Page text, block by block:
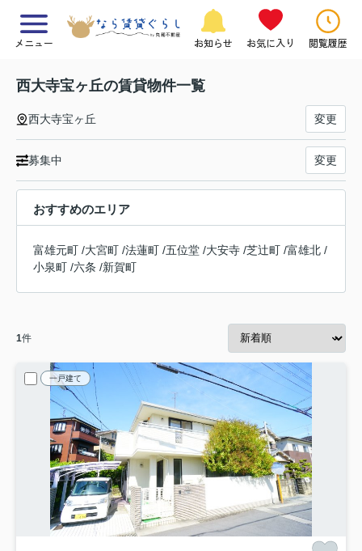
メニュー お知らせ お気に入り 閲覧履歴
西大寺宝ヶ丘の賃貸物件一覧
西大寺宝ヶ丘 変更
募集中 変更
おすすめのエリア
富雄元町 /大宮町 /法蓮町 /五位堂 /大安寺 /芝辻町 /富雄北 /
小泉町 /六条 /新賀町
1件
一戸建て